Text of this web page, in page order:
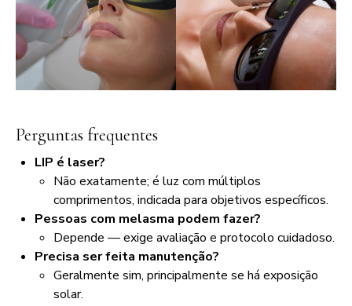
Perguntas frequentes
LIP é laser?
Não exatamente; é luz com múltiplos
comprimentos, indicada para objetivos específicos.
Pessoas com melasma podem fazer?
Depende — exige avaliação e protocolo cuidadoso.
Precisa ser feita manutenção?
Geralmente sim, principalmente se há exposição
solar.